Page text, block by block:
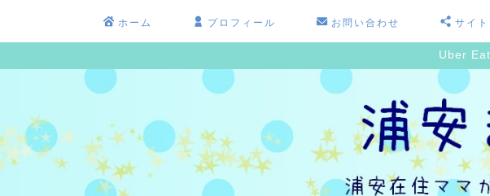
ホーム プロフィール お問い合わせ サイ
Uber